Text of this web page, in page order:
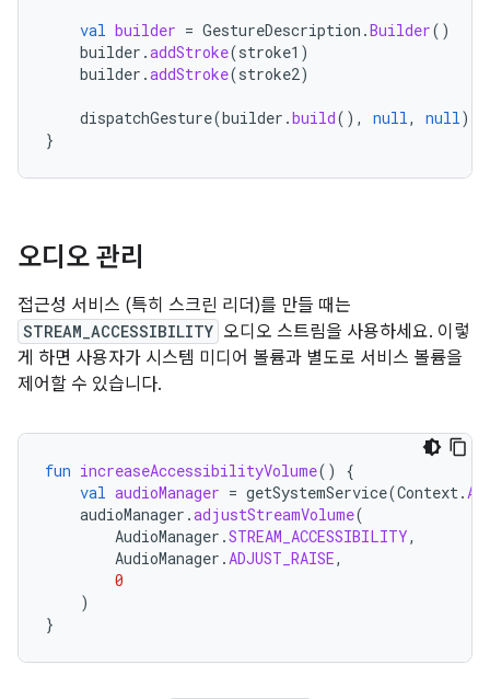
val builder = GestureDescription .Builder()
builder .addStroke(stroke1 )
builder .addStroke(stroke2)
dispatchGesture(builder .build(), null, null)
}
오디오 관리
접근성 서비스 (특히 스크린 리더)를 만들 때는
STREAM_ACCESSIBILITY 오디오 스트림을 사용하세요. 이렇
게 하면 사용자가 시스템 미디어 볼륨과 별도로 서비스 볼륨을
제어할 수 있습니다.
fun increaseAccessibilityVolume()
{
val audioManager = getSystemService(Context.
audioManager .adjustStreamVolume(
AudioManager .STREAM_ACCESSIBILITY,
AudioManager .ADJUST_RAISE,
0
)
}